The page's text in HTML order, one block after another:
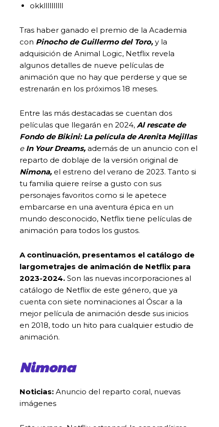
okkllllllllll
Tras haber ganado el premio de la Academia
con Pinocho de Guillermo del Toro, y la
adquisición de Animal Logic, Netflix revela
algunos detalles de nueve películas de
animación que no hay que perderse y que se
estrenarán en los próximos 18 meses.
Entre las más destacadas se cuentan dos
películas que llegarán en 2024, Al rescate de
Fondo de Bikini: La película de Arenita Mejillas
e In Your Dreams, además de un anuncio con el
reparto de doblaje de la versión original de
Nimona, el estreno del verano de 2023. Tanto si
tu familia quiere reírse a gusto con sus
personajes favoritos como si le apetece
embarcarse en una aventura épica en un
mundo desconocido, Netflix tiene películas de
animación para todos los gustos.
A continuación, presentamos el catálogo de
largometrajes de animación de Netflix para
2023-2024. Son las nuevas incorporaciones al
catálogo de Netflix de este género, que ya
cuenta con siete nominaciones al Óscar a la
mejor película de animación desde sus inicios
en 2018, todo un hito para cualquier estudio de
animación.
Nimona
Noticias: Anuncio del reparto coral, nuevas
imágenes